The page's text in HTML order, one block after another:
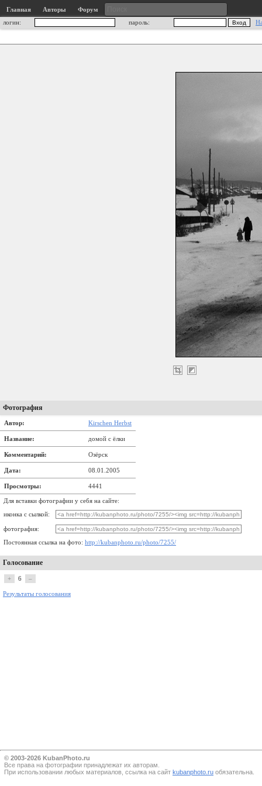
Главная Авторы
Форум
логин:
пароль:
Фотография
Автор: Kirschen Herbst
Название: домой с ёлки
Комментарий: Озёрск
Дата: 08.01.2005
Просмотры: 4441
Для вставки фотографии у себя на сайте:
иконка с сылкой:
фотография:
Постоянная ссылка на фото: http://kubanphoto.ru/photo/7255/
Голосование
+ 6 –
Результаты голосования
© 2003-2026 KubanPhoto.ru
Все прaва на фотографии принадлежат их авторам.
При использовании любых материалов, ссылка на сайт kubanphoto.ru обязательна.